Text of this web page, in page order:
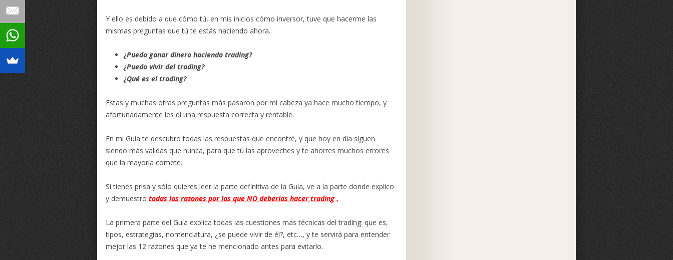
Y ello es debido a que cómo tú, en mis inicios cómo inversor, tuve que hacerme las
mismas preguntas que tú te estás haciendo ahora.
¿Puedo ganar dinero haciendo trading?
¿Puedo vivir del trading?
¿Qué es el trading?
Estas y muchas otras preguntas más pasaron por mi cabeza ya hace mucho tiempo, y
afortunadamente les di una respuesta correcta y rentable.
En mi Guía te descubro todas las respuestas que encontré, y que hoy en día siguen
siendo más validas que nunca, para que tú las aproveches y te ahorres muchos errores
que la mayoría comete.
Si tienes prisa y sólo quieres leer la parte definitiva de la Guía, ve a la parte donde explico
y demuestro todas las razones por las que NO deberías hacer trading .
La primera parte del Guía explica todas las cuestiones más técnicas del trading: que es,
tipos, estrategias, nomenclatura, ¿se puede vivir de él?, etc…, y te servirá para entender
mejor las 12 razones que ya te he mencionado antes para evitarlo.